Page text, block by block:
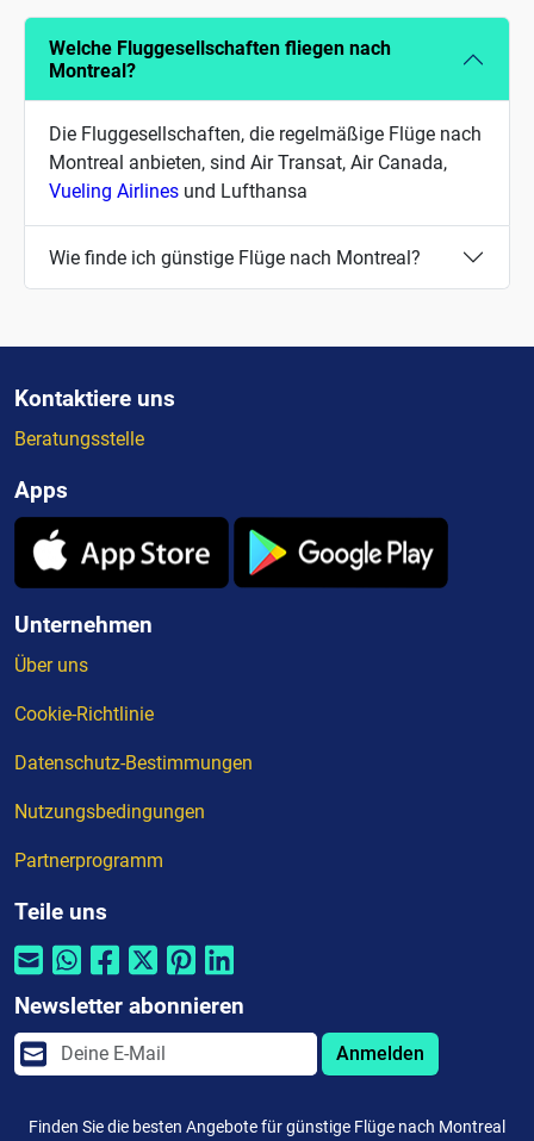
Welche Fluggesellschaften fliegen nach
Montreal?
Die Fluggesellschaften, die regelmäßige Flüge nach
Montreal anbieten, sind Air Transat, Air Canada,
Vueling Airlines und Lufthansa
Wie finde ich günstige Flüge nach Montreal?
Kontaktiere uns
Beratungsstelle
Apps
Unternehmen
Über uns
Cookie-Richtlinie
Datenschutz-Bestimmungen
Nutzungsbedingungen
Partnerprogramm
Teile uns
Newsletter abonnieren
Anmelden
Finden Sie die besten Angebote für günstige Flüge nach Montreal